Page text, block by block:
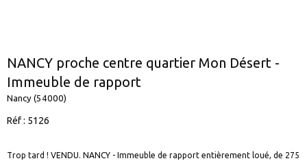
NANCY proche centre quartier Mon Désert -
Immeuble de rapport
Nancy (54000)
Réf : 5126
Trop tard ! VENDU. NANCY - Immeuble de rapport entièrement loué, de 275